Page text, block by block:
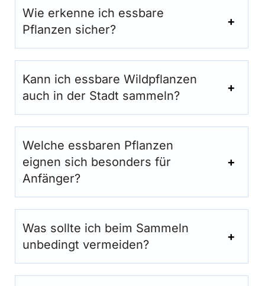
Wie erkenne ich essbare
Pflanzen sicher?
Kann ich essbare Wildpflanzen
auch in der Stadt sammeln?
Welche essbaren Pflanzen
eignen sich besonders für
Anfänger?
Was sollte ich beim Sammeln
unbedingt vermeiden?